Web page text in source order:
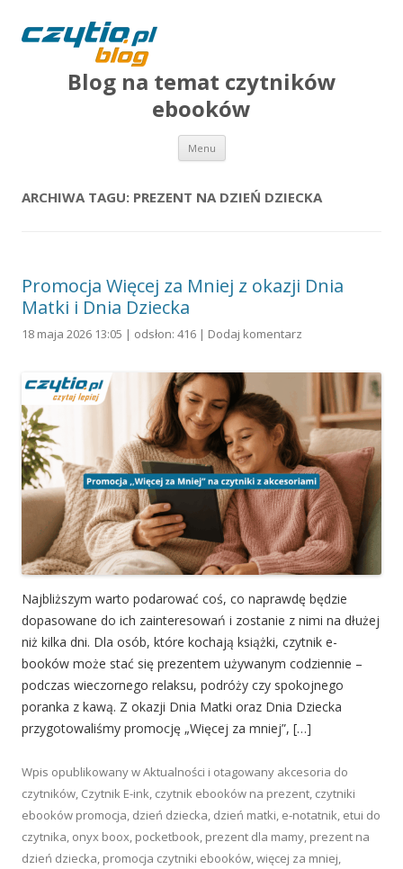
Blog na temat czytników
ebooków
Menu Przejdź do treści
ARCHIWA TAGU: PREZENT NA DZIEŃ DZIECKA
Promocja Więcej za Mniej z okazji Dnia
Matki i Dnia Dziecka
18 maja 2026 13:05 | odsłon: 416 | Dodaj komentarz
Najbliższym warto podarować coś, co naprawdę będzie
dopasowane do ich zainteresowań i zostanie z nimi na dłużej
niż kilka dni. Dla osób, które kochają książki, czytnik e-
booków może stać się prezentem używanym codziennie –
podczas wieczornego relaksu, podróży czy spokojnego
poranka z kawą. Z okazji Dnia Matki oraz Dnia Dziecka
przygotowaliśmy promocję „Więcej za mniej”, […]
Wpis opublikowany wAktualności i otagowany akcesoria do
czytników, Czytnik E-ink, czytnik ebooków na prezent, czytniki
ebooków promocja, dzień dziecka, dzień matki, e-notatnik, etui do
czytnika, onyx boox, pocketbook, prezent dla mamy, prezent na
dzień dziecka, promocja czytniki ebooków,więcej za mniej,